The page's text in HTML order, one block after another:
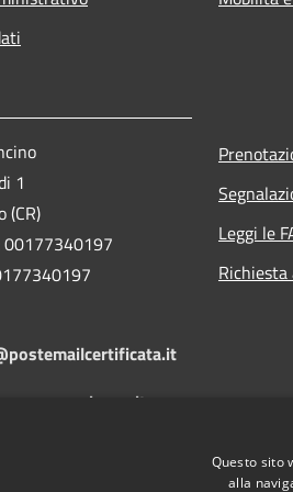
1
(CR)
00177340197
Leggi le
Questo sito
alla